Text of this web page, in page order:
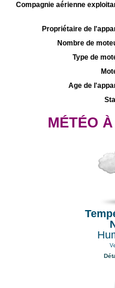
Compagnie aérienne
Propriétaire de
Nombre de
Type de
Age de
MÉTÉO